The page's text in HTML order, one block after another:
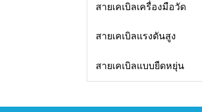
สายเคเบิลเครื่องมือวัด
สายเคเบิลแรงดันสูง
สายเคเบิลแบบยืดหยุ่น